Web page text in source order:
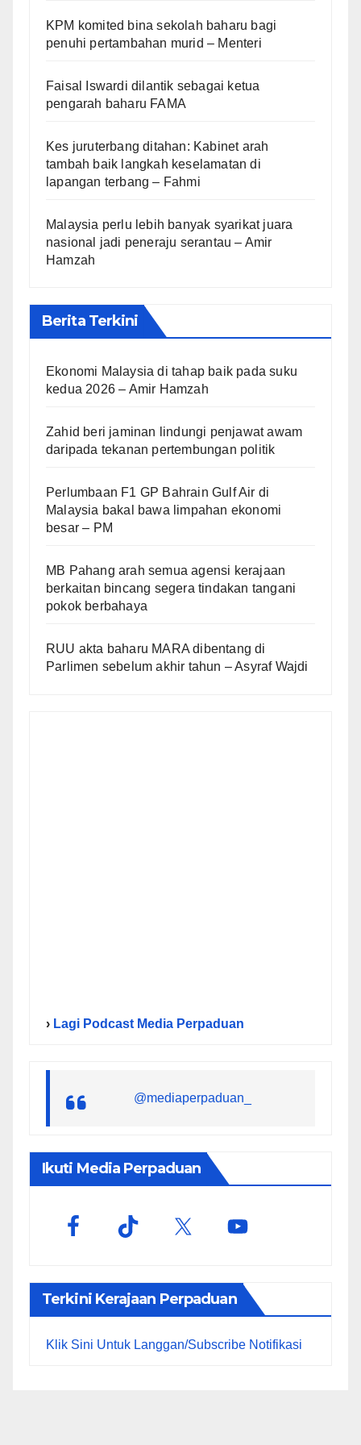
KPM komited bina sekolah baharu bagi
penuhi pertambahan murid – Menteri
Faisal Iswardi dilantik sebagai ketua
pengarah baharu FAMA
Kes juruterbang ditahan: Kabinet arah
tambah baik langkah keselamatan di
lapangan terbang – Fahmi
Malaysia perlu lebih banyak syarikat juara
nasional jadi peneraju serantau – Amir
Hamzah
Berita Terkini
Ekonomi Malaysia di tahap baik pada suku
kedua 2026 – Amir Hamzah
Zahid beri jaminan lindungi penjawat awam
daripada tekanan pertembungan politik
Perlumbaan F1 GP Bahrain Gulf Air di
Malaysia bakal bawa limpahan ekonomi
besar – PM
MB Pahang arah semua agensi kerajaan
berkaitan bincang segera tindakan tangani
pokok berbahaya
RUU akta baharu MARA dibentang di
Parlimen sebelum akhir tahun – Asyraf Wajdi
› Lagi Podcast Media Perpaduan
@mediaperpaduan_
Ikuti Media Perpaduan
Terkini Kerajaan Perpaduan
Klik Sini Untuk Langgan/Subscribe Notifikasi